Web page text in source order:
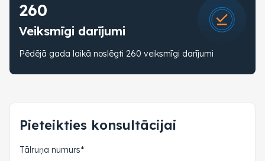
260
Veiksmīgi darījumi
Pēdējā gada laikā noslēgti 260 veiksmīgi darījumi
Pieteikties konsultācijai
Tālruņa numurs*